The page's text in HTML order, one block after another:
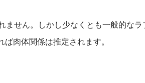
ません。しかし少なくとも一般的なラ
肉体関係は推定されます。